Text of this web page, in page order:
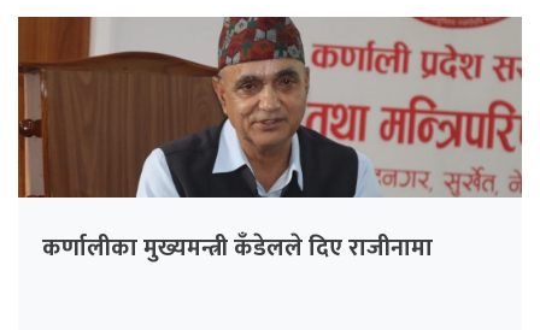
कर्णालीका मुख्यमन्त्री कँडेलले दिए राजीनामा